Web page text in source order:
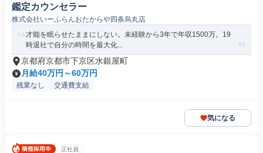
鑑定カウンセラー
株式会社いーふらんおたからや四条烏丸店
才能を眠らせたままにしない。未経験から3年で年収1500万。19
時退社で自分の時間を最大化...
京都府京都市下京区水銀屋町
月給40万円～60万円
残業なし 交通費支給
気になる
正社員